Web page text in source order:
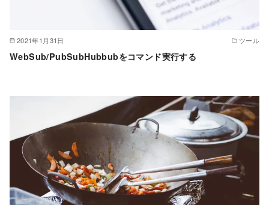
2021年1月31日 ツール
WebSub/PubSubHubbubをコマンド実行する